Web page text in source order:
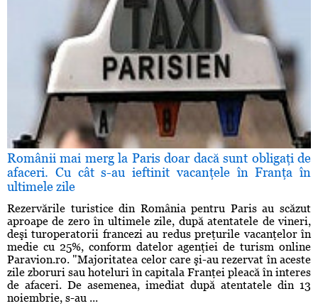
Românii mai merg la Paris doar dacă sunt obligaţi de
afaceri. Cu cât s-au ieftinit vacanţele în Franţa în
ultimele zile
Rezervările turistice din România pentru Paris au scăzut
aproape de zero în ultimele zile, după atentatele de vineri,
deşi turoperatorii francezi au redus preţurile vacanţelor în
medie cu 25%, conform datelor agenţiei de turism online
Paravion.ro. "Majoritatea celor care şi-au rezervat în aceste
zile zboruri sau hoteluri în capitala Franţei pleacă în interes
de afaceri. De asemenea, imediat după atentatele din 13
noiembrie, s-au ...